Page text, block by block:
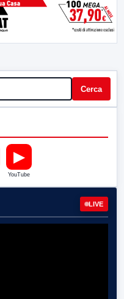
Cerca
▶
YouTube
LIVE